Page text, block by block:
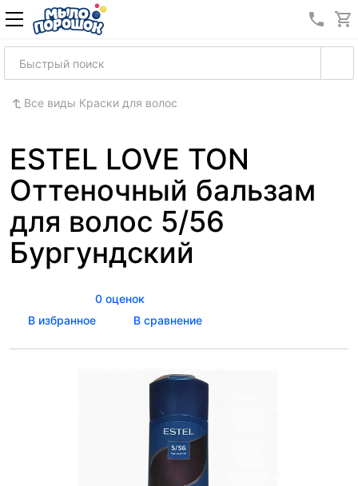
8
Все виды Краски для волос
ESTEL LOVE TON
Оттеночный бальзам
для волос 5/56
Бургундский
0 оценок
В избранное
В сравнение